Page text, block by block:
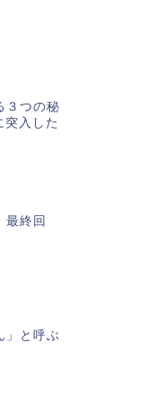
３つの秘
入した
最終回
」と呼ぶ